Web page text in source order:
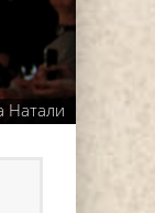
Натали